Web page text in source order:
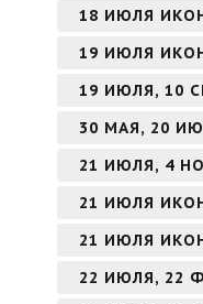
18 ИЮЛЯ
19 ИЮЛЯ
19 ИЮЛЯ, 10
30 МАЯ, 20
21 ИЮЛЯ, 4
21 ИЮЛЯ
21 ИЮЛЯ
22 ИЮЛЯ, 22